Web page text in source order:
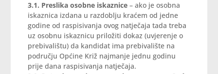
3.1. Preslika osobne iskaznice– ako je osobna
iskaznica izdana u razdoblju kraćem od jedne
godine od raspisivanja ovog natječaja tada treba
uz osobnu iskaznicu priložiti dokaz (uvjerenje o
prebivalištu) da kandidat ima prebivalište na
području Općine Križ najmanje jednu godinu
prije dana raspisivanja natječaja.